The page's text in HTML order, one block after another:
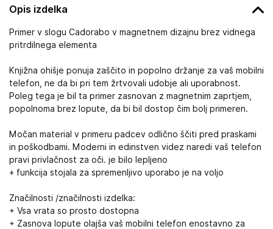
Opis izdelka
Primer v slogu Cadorabo v magnetnem dizajnu brez vidnega
pritrdilnega elementa
Knjižna ohišje ponuja zaščito in popolno držanje za vaš mobilni
telefon, ne da bi pri tem žrtvovali udobje ali uporabnost.
Poleg tega je bil ta primer zasnovan z magnetnim zaprtjem,
popolnoma brez lopute, da bi bil dostop čim bolj primeren.
Močan material v primeru padcev odlično ščiti pred praskami
in poškodbami. Moderni in edinstven videz naredi vaš telefon
pravi privlačnost za oči. je bilo lepljeno
+ funkcija stojala za spremenljivo uporabo je na voljo
Značilnosti /značilnosti izdelka:
+ Vsa vrata so prosto dostopna
+ Zasnova lopute olajša vaš mobilni telefon enostavno za